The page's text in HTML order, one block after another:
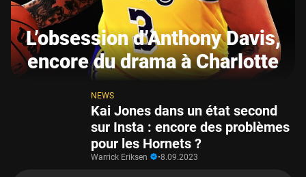
L’obsession d’Anthony Davis,
encore du drama à Charlotte
NEWS
Kai Jones dans un état second
sur Insta : encore des problèmes
pour les Hornets ?
Warrick Eriksen •8.09.2023